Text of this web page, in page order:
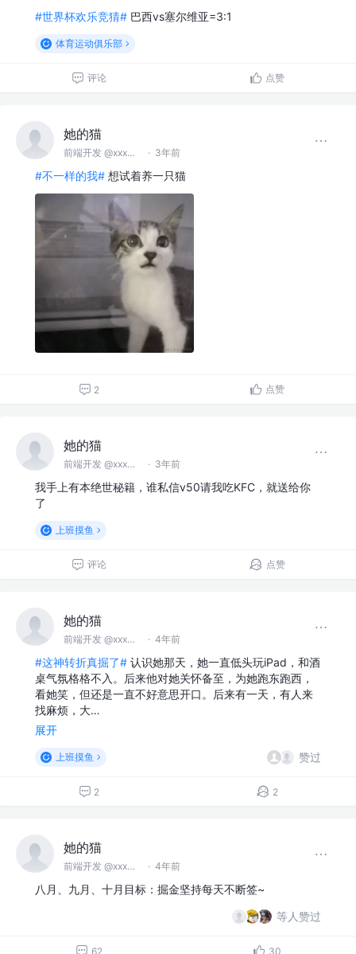
#世界杯欢乐竞猜# 巴西vs塞尔维亚=3:1
体育运动俱乐部
评论 点赞
她的猫
前端开发 @xxx无限矿业股份公司 · 3年前
#不一样的我# 想试着养一只猫
2 点赞
她的猫
前端开发 @xxx无限矿业股份公司 · 3年前
我手上有本绝世秘籍，谁私信v50请我吃KFC，就送给你
了
上班摸鱼
评论 点赞
她的猫
前端开发 @xxx无限矿业股份公司 · 4年前
#这神转折真掘了# 认识她那天，她一直低头玩iPad，和酒
桌气氛格格不入。后来他对她关怀备至，为她跑东跑西，
看她笑，但还是一直不好意思开口。后来有一天，有人来
找麻烦，大…
展开
上班摸鱼 赞过
2 2
她的猫
前端开发 @xxx无限矿业股份公司 · 4年前
八月、九月、十月目标：掘金坚持每天不断签~
等人赞过
62 30